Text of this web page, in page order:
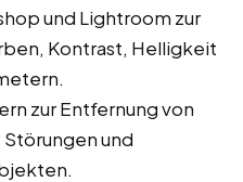
und Lightroom zur
Kontrast, Helligkeit
zur Entfernung von
und